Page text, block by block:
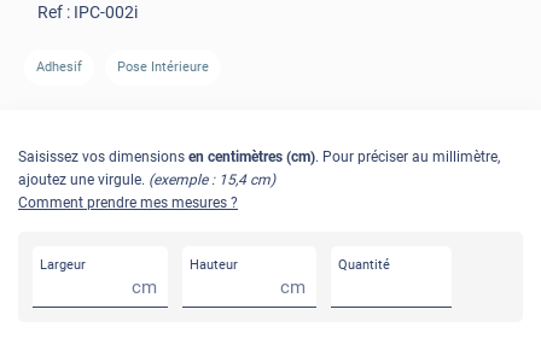
AVANT
Ref : IPC-002i
Adhesif Pose Intérieure
Saisissez vos dimensions en centimètres (cm). Pour préciser au millimètre,
ajoutez une virgule. (exemple : 15,4 cm)
Comment prendre mes mesures ?
Largeur
cm
Hauteur
cm
Quantité